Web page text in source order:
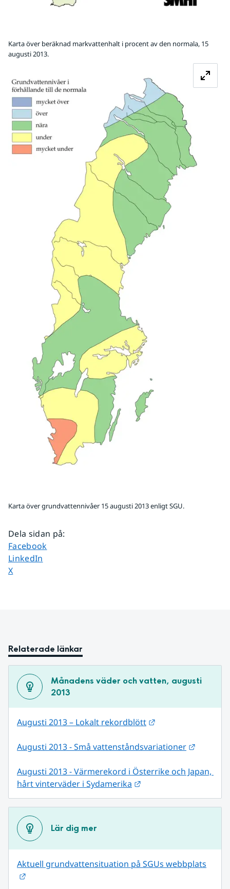
Karta över beräknad markvattenhalt i procent av den normala, 15
augusti 2013.
Karta över grundvattennivåer 15 augusti 2013 enligt SGU.
Dela sidan på:
Dela sidan på
Facebook
Dela sidan på
LinkedIn
Dela sidan på
X
Relaterade länkar
Månadens väder och vatten, augusti
2013
Augusti 2013 – Lokalt rekordblött
Augusti 2013 - Små vattenståndsvariationer
Augusti 2013 - Värmerekord i Österrike och Japan,
hårt vinterväder i Sydamerika
Lär dig mer
Aktuell grundvattensituation på SGUs webbplats